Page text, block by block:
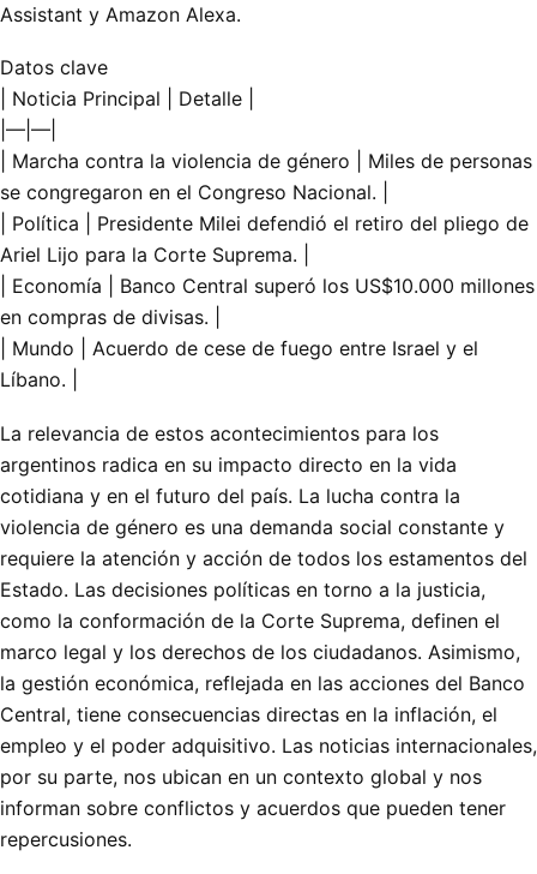
Assistant y Amazon Alexa.
Datos clave
| Noticia Principal | Detalle |
|—|—|
| Marcha contra la violencia de género | Miles de personas
se congregaron en el Congreso Nacional. |
| Política | Presidente Milei defendió el retiro del pliego de
Ariel Lijo para la Corte Suprema. |
| Economía | Banco Central superó los US$10.000 millones
en compras de divisas. |
| Mundo | Acuerdo de cese de fuego entre Israel y el
Líbano. |
La relevancia de estos acontecimientos para los
argentinos radica en su impacto directo en la vida
cotidiana y en el futuro del país. La lucha contra la
violencia de género es una demanda social constante y
requiere la atención y acción de todos los estamentos del
Estado. Las decisiones políticas en torno a la justicia,
como la conformación de la Corte Suprema, definen el
marco legal y los derechos de los ciudadanos. Asimismo,
la gestión económica, reflejada en las acciones del Banco
Central, tiene consecuencias directas en la inflación, el
empleo y el poder adquisitivo. Las noticias internacionales,
por su parte, nos ubican en un contexto global y nos
informan sobre conflictos y acuerdos que pueden tener
repercusiones.